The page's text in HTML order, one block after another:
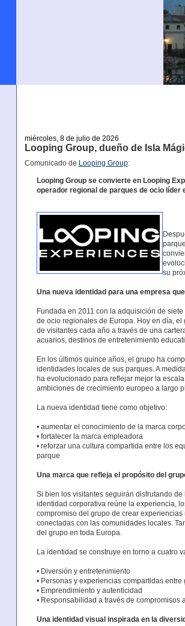
miércoles, 8 de julio de 2026
Looping Group, dueño de Isla
Comunicado de Looping Group:
Looping Group se convierte en Looping
operador regional de parques de ocio líder
su
Una nueva identidad para una empresa
Fundada en 2011 con la adquisición de
de ocio regionales de Europa. Hoy en día,
de visitantes cada año a través de una
acuarios, destinos de entretenimiento
En los últimos quince años, el grupo ha
identidades locales de sus parques. A
ha evolucionado para reflejar mejor la
ambiciones de crecimiento europeo a largo
La nueva identidad tiene como objetivo:
• aumentar el conocimiento de la marca
• fortalecer la marca empleadora
• reforzar una cultura compartida entre los
parque
Una marca que refleja el propósito del
Si bien los visitantes seguirán disfrutando
identidad corporativa reúne la experiencia,
compromiso del grupo de crear
conectadas con las comunidades locales.
del grupo en toda Europa.
La identidad se construye en torno a cuatro
• Diversión y entretenimiento
• Personas y experiencias compartidas
• Emprendimiento y autenticidad
• Responsabilidad a través de compromisos
Una identidad visual inspirada en la